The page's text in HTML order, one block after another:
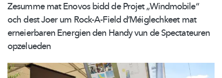
Zesumme mat Enovos bidd de Projet„Windmobile“
och dest Joer um Rock-A-Field d’Méiglechkeetmat
erneierbaren Energien den Handy vun de Spectateuren
opzelueden